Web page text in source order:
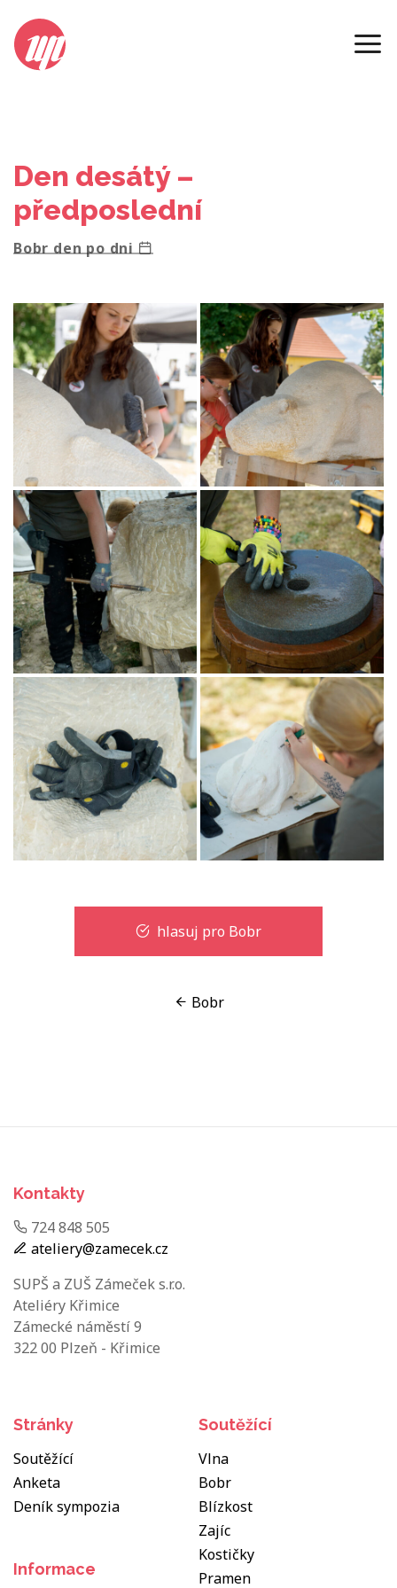
Den desátý –
předposlední
Bobr den po dni
hlasuj pro Bobr
Bobr
Kontakty
724 848 505
ateliery@zamecek.cz
SUPŠ a ZUŠ Zámeček s.r.o.
Ateliéry Křimice
Zámecké náměstí 9
322 00 Plzeň - Křimice
Stránky
Soutěžící
Anketa
Deník sympozia
Informace
Soutěžící
Vlna
Bobr
Blízkost
Zajíc
Kostičky
Pramen